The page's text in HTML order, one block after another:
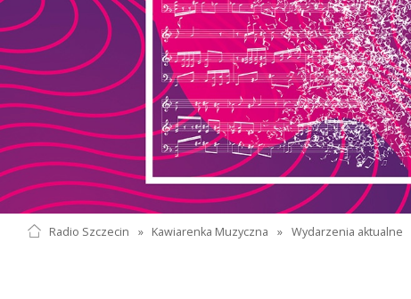
Radio Szczecin » Kawiarenka Muzyczna » Wydarzenia aktualne